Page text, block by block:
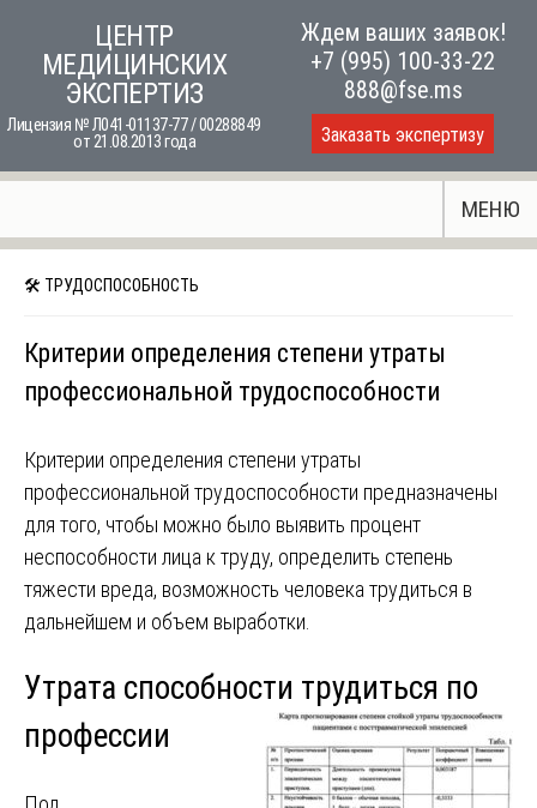
content
ЦЕНТР
МЕДИЦИНСКИХ
ЭКСПЕРТИЗ
Лицензия № Л041-01137-77 / 00288849
от 21.08.2013 года
Ждем ваших заявок!
+7 (995) 100-33-22
888@fse.ms
Заказать экспертизу
МЕНЮ
🛠 ТРУДОСПОСОБНОСТЬ
Критерии определения степени утраты
профессиональной трудоспособности
Критерии определения степени утраты
профессиональной трудоспособности предназначены
для того, чтобы можно было выявить процент
неспособности лица к труду, определить степень
тяжести вреда, возможность человека трудиться в
дальнейшем и объем выработки.
Утрата способности трудиться по
профессии